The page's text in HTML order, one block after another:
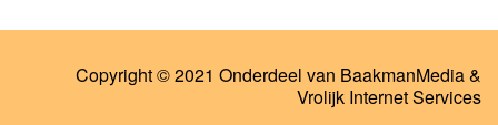
Copyright © 2021 Onderdeel van BaakmanMedia&
Vrolijk Internet Services